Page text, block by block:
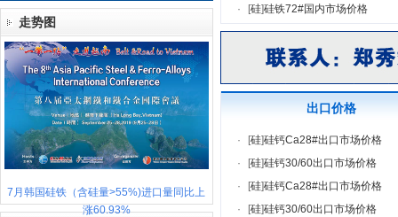
走势图
7月韩国硅铁（含硅量>55%)进口量同比上
涨60.93%
·
[硅]硅铁72#国内市场价格
出口价格
· [硅]硅钙Ca28#出口市场价格
·
[硅]硅钙30/60出口市场价格
·
[硅]硅钙Ca28#出口市场价格
·
[硅]硅钙30/60出口市场价格